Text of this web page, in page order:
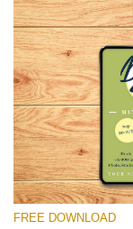
FREE DOWNLOAD